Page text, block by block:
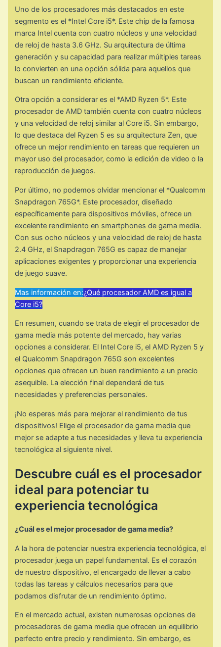
Uno de los procesadores más destacados en este
segmento es el *Intel Core i5*. Este chip de la famosa
marca Intel cuenta con cuatro núcleos y una velocidad
de reloj de hasta 3.6 GHz. Su arquitectura de última
generación y su capacidad para realizar múltiples tareas
lo convierten en una opción sólida para aquellos que
buscan un rendimiento eficiente.
Otra opción a considerar es el *AMD Ryzen 5*. Este
procesador de AMD también cuenta con cuatro núcleos
y una velocidad de reloj similar al Core i5. Sin embargo,
lo que destaca del Ryzen 5 es su arquitectura Zen, que
ofrece un mejor rendimiento en tareas que requieren un
mayor uso del procesador, como la edición de video o la
reproducción de juegos.
Por último, no podemos olvidar mencionar el *Qualcomm
Snapdragon 765G*. Este procesador, diseñado
específicamente para dispositivos móviles, ofrece un
excelente rendimiento en smartphones de gama media.
Con sus ocho núcleos y una velocidad de reloj de hasta
2.4 GHz, el Snapdragon 765G es capaz de manejar
aplicaciones exigentes y proporcionar una experiencia
de juego suave.
Mas información en:¿Qué procesador AMD es igual a
Core i5?
En resumen, cuando se trata de elegir el procesador de
gama media más potente del mercado, hay varias
opciones a considerar. El Intel Core i5, el AMD Ryzen 5 y
el Qualcomm Snapdragon 765G son excelentes
opciones que ofrecen un buen rendimiento a un precio
asequible. La elección final dependerá de tus
necesidades y preferencias personales.
¡No esperes más para mejorar el rendimiento de tus
dispositivos! Elige el procesador de gama media que
mejor se adapte a tus necesidades y lleva tu experiencia
tecnológica al siguiente nivel.
Descubre cuál es el procesador
ideal para potenciar tu
experiencia tecnológica
¿Cuál es el mejor procesador de gama media?
A la hora de potenciar nuestra experiencia tecnológica, el
procesador juega un papel fundamental. Es el corazón
de nuestro dispositivo, el encargado de llevar a cabo
todas las tareas y cálculos necesarios para que
podamos disfrutar de un rendimiento óptimo.
En el mercado actual, existen numerosas opciones de
procesadores de gama media que ofrecen un equilibrio
perfecto entre precio y rendimiento. Sin embargo, es